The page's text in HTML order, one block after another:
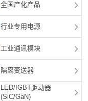
全国产化产品
行业专用电源
工业通讯模块
隔离变送器
LED/IGBT驱动器
(SiC/GaN)